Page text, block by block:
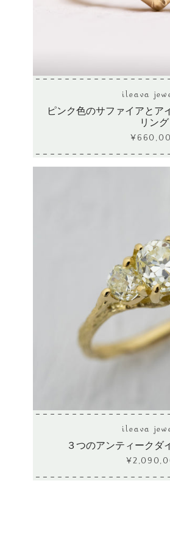
ileava
ピンク色のサファイアとア
リング
ileava
３つのアンティークダ